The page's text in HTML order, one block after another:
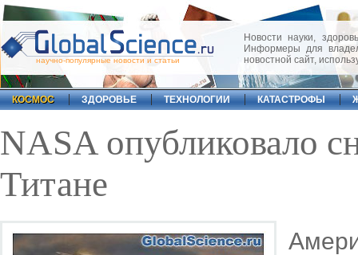
научно-популярные новости и статьи
Новости науки,
Информеры для
новостной сайт,
КОСМОС ЗДОРОВЬЕ ТЕХНОЛОГИИ КАТАСТРОФЫ
NASA опубликовало
Титане